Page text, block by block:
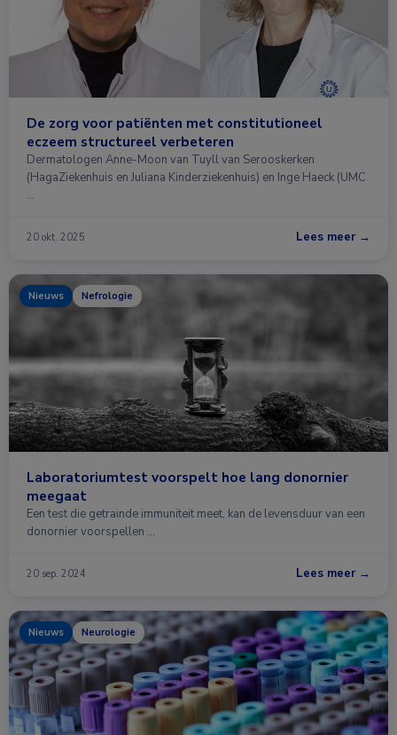
De zorg voor patiënten met constitutioneel
eczeem structureel verbeteren
Dermatologen Anne-Moon van Tuyll van Serooskerken
(HagaZiekenhuis en Juliana Kinderziekenhuis) en Inge Haeck (UMC
…
20 okt. 2025 Lees meer →
Nieuws Nefrologie
Laboratoriumtest voorspelt hoe lang donornier
meegaat
Een test die getrainde immuniteit meet, kan de levensduur van een
donornier voorspellen …
20 sep. 2024 Lees meer →
Nieuws Neurologie